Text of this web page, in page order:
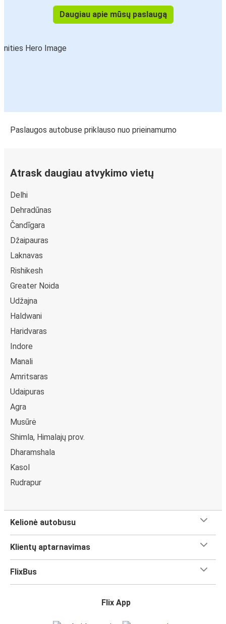
Daugiau apie mūsų paslaugą
Paslaugos autobuse priklauso nuo prieinamumo
Atrask daugiau atvykimo vietų
Delhi
Dehradūnas
Čandīgara
Džaipauras
Laknavas
Rishikesh
Greater Noida
Udžajna
Haldwani
Haridvaras
Indore
Manali
Amritsaras
Udaipuras
Agra
Musūrė
Shimla, Himalajų prov.
Dharamshala
Kasol
Rudrapur
Kelionė autobusu
Klientų aptarnavimas
FlixBus
Flix App